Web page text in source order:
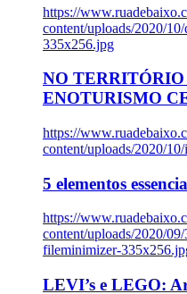
https://
content/uploads/2020/
335x256.jpg
NO
ENOTURISMO
https://
content/uploads/2020/
5 elementos
https://
content/uploads/2020/
fileminimizer-
LEVI’s e LEGO: